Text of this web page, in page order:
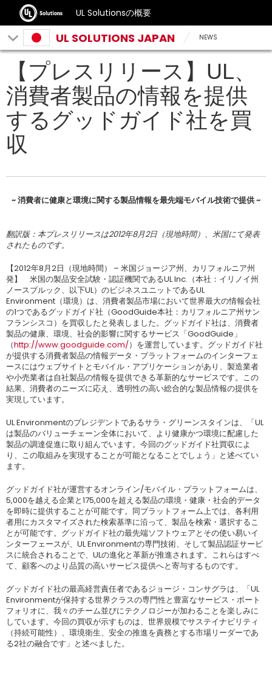
UL Solutionsの概要
UL SOLUTIONS JAPAN NEWS
【プレスリリース】UL、
消費者製品の情報を提供
するグッドガイド社を買
収
~ 消費者に健康と環境に関する製品情報を最先端モバイル技術で提供 ~
翻訳版：本プレスリリースは2012年8月2日（現地時間）、米国にて発表
されたものです。
【2012年8月2日（現地時間） – 米国ジョージア州、カリフォルニア州
発】 米国の製品安全試験・認証機関であるUL Inc.（本社：イリノイ州
ノースブルック、以下UL）のビジネスユニットであるUL
Environment（環境）は、消費者製品市場において世界最大の情報会社
の1つであるグッドガイド社（GoodGuide本社：カリフォルニア州サン
フランシスコ）を買収したと発表しました。グッドガイド社は、消費者
製品の健康、環境、社会的影響に関するサービス「GoodGuide」
（http://www.goodguide.com/）を運営しています。グッドガイド社
が提供する消費者製品の情報データ・プラットフォームのインターフェ
ースにはウェブサイトとモバイル・アプリケーションがあり、製造業者
や小売業者は自社製品の情報を提供できる革新的なサービスです。この
結果、消費者のニーズに応え、透明性の高い総合的な製品情報の提供を
実現しています。
UL Environmentのプレジデントであるサラ・グリーンスタインは、「UL
は製品のバリューチェーン全体において、より健康かつ環境に配慮した
製品の調達促進に取り組んでいます。今回のグッドガイド社買収によ
り、この取組みを実現することが可能となることでしょう」と述べてい
ます。
グッドガイド社が運営するオンライン/モバイル・プラットフォームは、
5,000を越える企業と175,000を超える製品の環境・健康・社会的データ
を即時に提供することが可能です。同プラットフォーム上では、各利用
者用にカスタマイズされた検索基準に沿って、製品を検索・選択するこ
とが可能です。グッドガイド社の最先端ソフトウェアとその使い易いイ
ンターフェースが、UL Environmentの専門技術、そして製品認証サービ
スに統合されることで、ULの進化と革新が推進されます。これらはすべ
て、顧客へのより品質の高いサービス提供へと寄与するものです。
グッドガイド社の最高経営責任者であるジョージ・コンサグラは、「UL
Environmentが保持する世界クラスの専門性と豊富なサービス・ポート
フォリオに、我々のチーム並びにテクノロジーが加わることを楽しみに
しています。今回の買収が示すものは、世界規模でサステイナビリティ
（持続可能性）、環境衛生、安全の推進を責務とする市場リーダーであ
る2社の融合です」と述べました。